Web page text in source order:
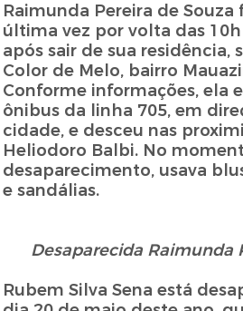
Raimunda Pereira de Souza
última vez por volta das
após sair de sua residência,
Color de Melo, bairro
Conforme informações, ela
ônibus da linha 705, em
cidade, e desceu nas
Heliodoro Balbi. No
desaparecimento, usava
e sandálias.
Desaparecida Raimunda
Rubem Silva Sena está